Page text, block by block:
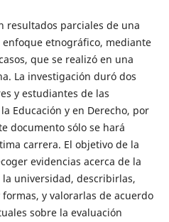
resultados parciales de una
etnográfico, mediante
que se realizó en una
La investigación duró dos
y estudiantes de las
Educación y en Derecho, por
documento sólo se hará
carrera. El objetivo de la
evidencias acerca de la
universidad, describirlas,
y valorarlas de acuerdo
sobre la evaluación